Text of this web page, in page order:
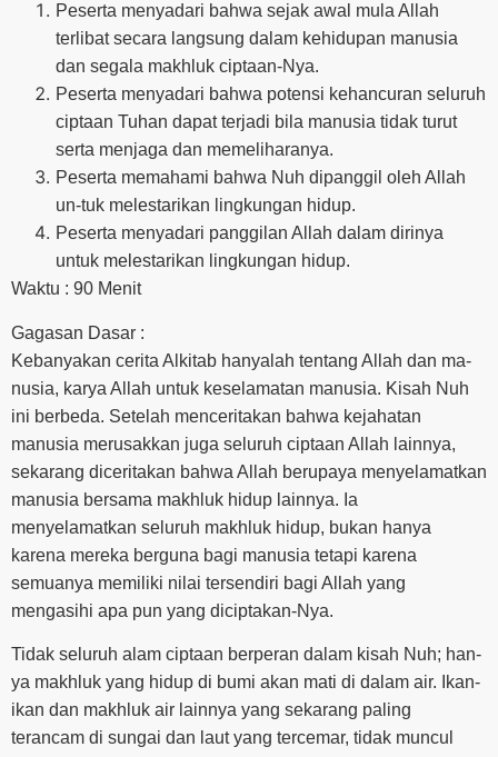
Peserta menyadari bahwa sejak awal mula Allah
terlibat secara langsung dalam kehidupan manusia
dan segala makhluk ciptaan-Nya.
Peserta menyadari bahwa potensi kehancuran seluruh
ciptaan Tuhan dapat terjadi bila manusia tidak turut
serta menjaga dan memeliharanya.
Peserta memahami bahwa Nuh dipanggil oleh Allah
un-tuk melestarikan lingkungan hidup.
Peserta menyadari panggilan Allah dalam dirinya
untuk melestarikan lingkungan hidup.
Waktu : 90 Menit
Gagasan Dasar :
Kebanyakan cerita Alkitab hanyalah tentang Allah dan ma-
nusia, karya Allah untuk keselamatan manusia. Kisah Nuh
ini berbeda. Setelah menceritakan bahwa kejahatan
manusia merusakkan juga seluruh ciptaan Allah lainnya,
sekarang diceritakan bahwa Allah berupaya menyelamatkan
manusia bersama makhluk hidup lainnya. Ia
menyelamatkan seluruh makhluk hidup, bukan hanya
karena mereka berguna bagi manusia tetapi karena
semuanya memiliki nilai tersendiri bagi Allah yang
mengasihi apa pun yang diciptakan-Nya.
Tidak seluruh alam ciptaan berperan dalam kisah Nuh; han-
ya makhluk yang hidup di bumi akan mati di dalam air. Ikan-
ikan dan makhluk air lainnya yang sekarang paling
terancam di sungai dan laut yang tercemar, tidak muncul